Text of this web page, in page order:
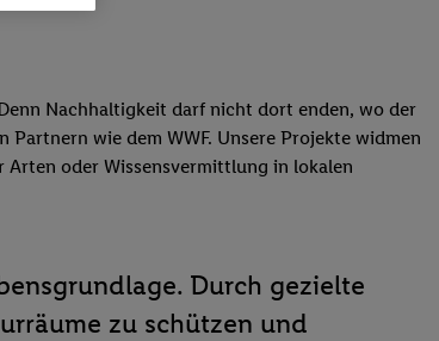
Nachhaltigkeit darf nicht dort enden, wo der
wie dem WWF. Unsere Projekte widmen
oder Wissensvermittlung in lokalen
Durch gezielte
zu schützen und